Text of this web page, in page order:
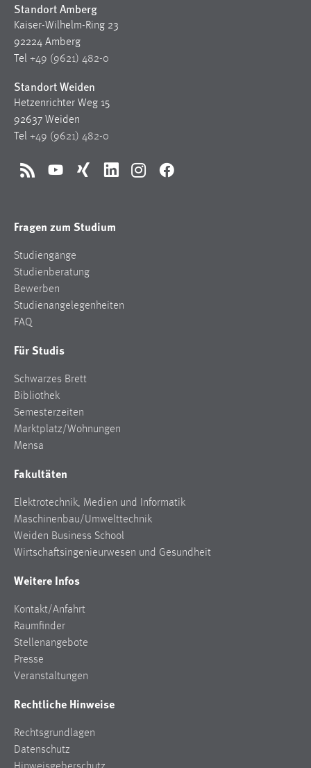
Standort Amberg
Kaiser-Wilhelm-Ring 23
92224 Amberg
Tel +49 (9621) 482-0
Standort Weiden
Hetzenrichter Weg 15
92637 Weiden
Tel +49 (9621) 482-0
RSS YouTubeXing LinkedInInstagramFacebook
Fragen zum Studium
Studiengänge
Studienberatung
Bewerben
Studienangelegenheiten
FAQ
Für Studis
Schwarzes Brett
Bibliothek
Semesterzeiten
Marktplatz/Wohnungen
Mensa
Fakultäten
Elektrotechnik, Medien und Informatik
Maschinenbau/Umwelttechnik
Weiden Business School
Wirtschaftsingenieurwesen und Gesundheit
Weitere Infos
Kontakt/Anfahrt
Raumfinder
Stellenangebote
Presse
Veranstaltungen
Rechtliche Hinweise
Rechtsgrundlagen
Datenschutz